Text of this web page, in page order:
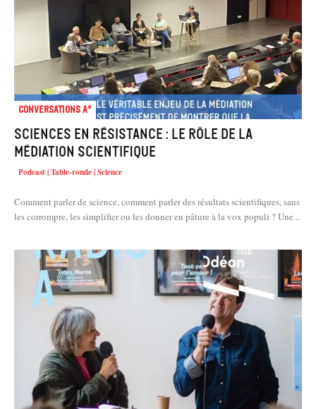
Conversations A°
Sciences en résistance : le rôle de la
médiation scientifique
Podcast | Table-ronde | Science
Comment parler de science, comment parler des résultats scientifiques, sans
les corrompre, les simplifier ou les donner en pâture à la vox populi ? Une...